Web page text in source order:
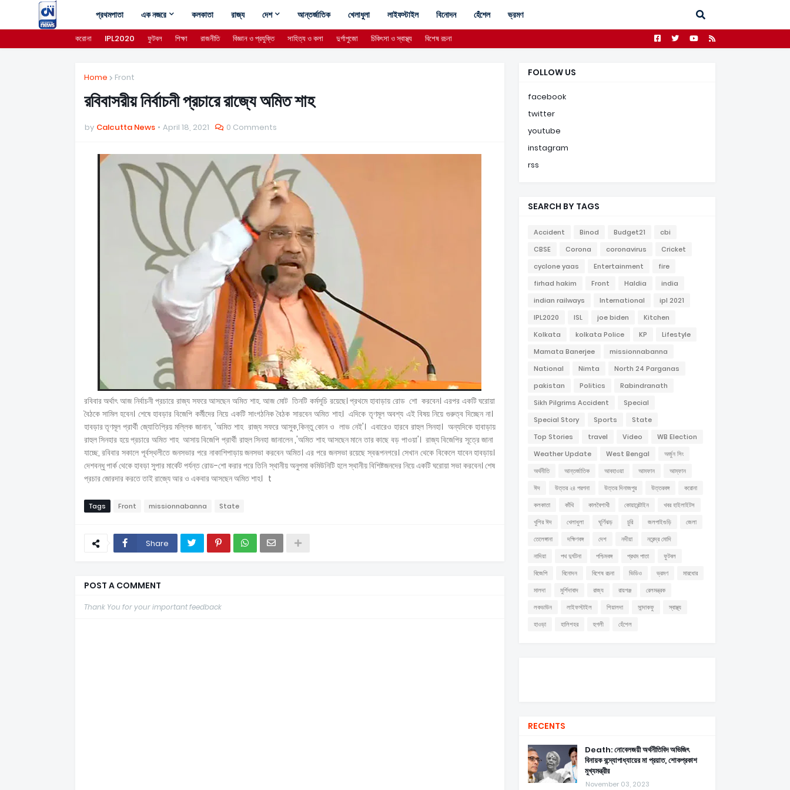
প্রথমপাতা এক নজরে কলকাতা রাজ্য দেশ আন্তর্জাতিক খেলাধুলা লাইফস্টাইল বিনোদন হেঁশেল ভ্রমণ
করোনা IPL2020 ফুটবল শিক্ষা রাজনীতি বিজ্ঞান ও প্রযুক্তি সাহিত্য ও কলা দুর্গাপুজো চিকিৎসা ও স্বাস্থ্য বিশেষ রচনা
Home Front
রবিবাসরীয় নির্বাচনী প্রচারে রাজ্যে অমিত শাহ
by Calcutta News April 18, 2021 0 Comments
রবিবার অর্থাৎ আজ নির্বাচনী প্রচারে রাজ্য সফরে আসছেন অমিত শাহ. আজ মোট তিনটি কর্মসূচি রয়েছে। প্রথমে হাবাড়ায় রোড শো করবেন। এরপর একটি ঘরোয়া
বৈঠকে সামিল হবেন। শেষে হাবড়ার বিজেপি কর্মীদের নিয়ে একটি সাংগঠনিক বৈঠক সারবেন অমিত শাহ। এদিকে তৃণমূল অবশ্য এই বিষয় নিয়ে গুরুত্ব দিচ্ছেন না।
হাবড়ার তৃণমূল প্রার্থী জ্যোতিপ্রিয় মল্লিক জানান, 'অমিত শাহ রাজ্য সফরে আসুক,কিন্তু কোন ও লাভ নেই'। এবারেও হারবে রাহুল সিনহা। অন্যদিকে হাবাড়ায়
রাহুল সিনহার হয়ে প্রচারে অমিত শাহ আসায় বিজেপি প্রার্থী রাহুল সিনহা জানালেন ,'অমিত শাহ আসছেন মানে তার কাছে বড় পাওয়া'। রাজ্য বিজেপির সূত্রে জানা
যাচ্ছে, রবিবার সকালে পূর্বস্থলীতে জনসভার পরে নাকাশিপাড়ায় জনসভা করবেন অমিত। এর পরে জনসভা রয়েছে স্বরূপনগরে। সেখান থেকে বিকেলে যাবেন হাবড়ায়।
দেশবন্ধু পার্ক থেকে হাবড়া সুপার মার্কেট পর্যন্ত রোড-শো করার পরে তিনি স্থানীয় অনুপমা কমিউনিটি হলে স্থানীয় বিশিষ্টজনদের নিয়ে একটি ঘরোয়া সভা করবেন। শেষ
প্রচার জোরদার করতে তাই রাজ্যে আর ও একবার আসছেন অমিত শাহ। t
Tags Front missionnabanna State
Share
POST A COMMENT
Thank You for your important feedback
FOLLOW US
facebook
twitter
youtube
instagram
rss
SEARCH BY TAGS
Accident Binod Budget21
cbi
CBSE
Corona coronavirus
Cricket
cyclone yaas
Entertainment
fire
firhad hakim
Front Haldia
india
indian railways
International
ipl 2021
IPL2020
ISL joe biden
Kitchen
Kolkata
kolkata Police KP
Lifestyle
Mamata Banerjee
missionnabanna
National
Nimta
North 24 Parganas
pakistan
Politics
Rabindranath
Sikh Pilgrims Accident
Special
Special Story
Sports
State
Top Stories
travel Video
WB Election
Weather Update
West Bengal
অর্জুন সিং
অর্থনীতি
আন্তর্জাতিক আবহাওয়া আমফান
আম্ফান
ঈদ
উত্তর ২৪ পরগনা উত্তর দিনাজপুর উত্তরবঙ্গ
করোনা
কলকাতা
কাঁথি কালবৈশাখী কোয়ারেন্টাইন
খবর হাইলাইটস
খুশির ঈদ
খেলাধুলা ঘূর্ণিঝড় চুরি জলপাইগুড়ি
জেলা
তেলেঙ্গানা
দক্ষিণবঙ্গ দেশ নদীয়া
নরেন্দ্র মোদি
নাদিয়া
পথ দুর্ঘটনা পশ্চিমবঙ্গ প্রথম পাতা
ফুটবল
বিজেপি
বিনোদন বিশেষ রচনা ভিডিও ভ্রমণ
মারধোর
মালদা
মুর্শিদাবাদ রাজ্য রায়গঞ্জ
রেলমন্ত্রক
লকডাউন
লাইফস্টাইল শিয়ালদা সান্দাকফু
স্বাস্থ্য
হাওড়া
হালিশহর হুগলী হেঁশেল
RECENTS
Death: নোবেলজয়ী অর্থনীতিবিদ অভিজিৎ
বিনায়ক বন্দ্যোপাধ্যায়ের মা প্রয়াত, শোকপ্রকাশ
মুখ্যমন্ত্রীর
November 03, 2023